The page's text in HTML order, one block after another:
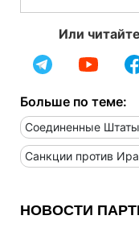
Или
Больше по теме:
Соединенные
Санкции против